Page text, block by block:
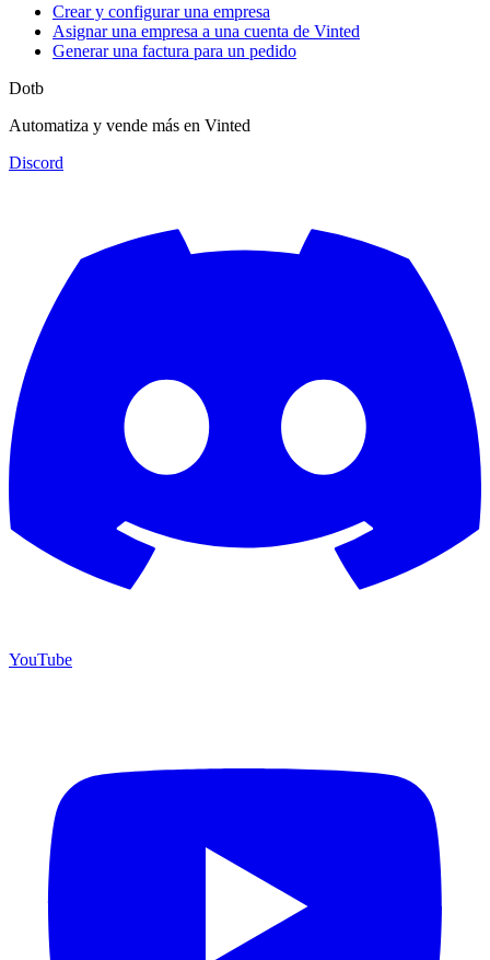
Crear y configurar una empresa
Asignar una empresa a una cuenta de Vinted
Generar una factura para un pedido
Dotb
Automatiza y vende más en Vinted
Discord
YouTube